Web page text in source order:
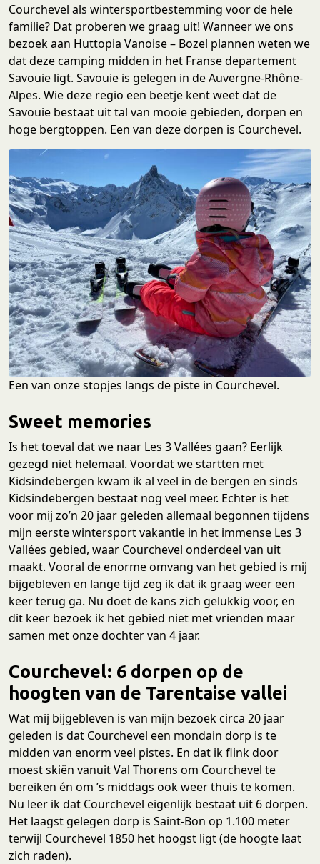
Courchevel als wintersportbestemming voor de hele
familie? Dat proberen we graag uit! Wanneer we ons
bezoek aan Huttopia Vanoise – Bozel plannen weten we
dat deze camping midden in het Franse departement
Savouie ligt. Savouie is gelegen in de Auvergne-Rhône-
Alpes. Wie deze regio een beetje kent weet dat de
Savouie bestaat uit tal van mooie gebieden, dorpen en
hoge bergtoppen. Een van deze dorpen is Courchevel.
Een van onze stopjes langs de piste in Courchevel.
Sweet memories
Is het toeval dat we naar Les 3 Vallées gaan? Eerlijk
gezegd niet helemaal. Voordat we startten met
Kidsindebergen kwam ik al veel in de bergen en sinds
Kidsindebergen bestaat nog veel meer. Echter is het
voor mij zo’n 20 jaar geleden allemaal begonnen tijdens
mijn eerste wintersport vakantie in het immense Les 3
Vallées gebied, waar Courchevel onderdeel van uit
maakt. Vooral de enorme omvang van het gebied is mij
bijgebleven en lange tijd zeg ik dat ik graag weer een
keer terug ga. Nu doet de kans zich gelukkig voor, en
dit keer bezoek ik het gebied niet met vrienden maar
samen met onze dochter van 4 jaar.
Courchevel: 6 dorpen op de
hoogten van de Tarentaise vallei
Wat mij bijgebleven is van mijn bezoek circa 20 jaar
geleden is dat Courchevel een mondain dorp is te
midden van enorm veel pistes. En dat ik flink door
moest skiën vanuit Val Thorens om Courchevel te
bereiken én om ’s middags ook weer thuis te komen.
Nu leer ik dat Courchevel eigenlijk bestaat uit 6 dorpen.
Het laagst gelegen dorp is Saint-Bon op 1.100 meter
terwijl Courchevel 1850 het hoogst ligt (de hoogte laat
zich raden).